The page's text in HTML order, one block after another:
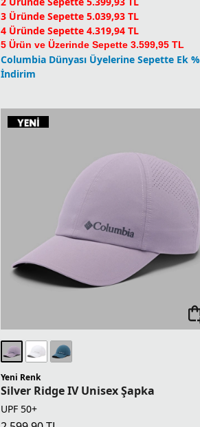
Columbia Dünyası Üyelerine Sepette Ek %5
İndirim
Silver Ridge IV Unisex Şapka
UPF 50+
2.599,90
1 Üründe Sepette 2.079,92 TL
2 Üründe Sepette 1.949,93 TL